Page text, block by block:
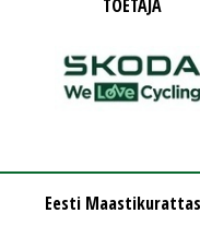
TOETAJA
Eesti